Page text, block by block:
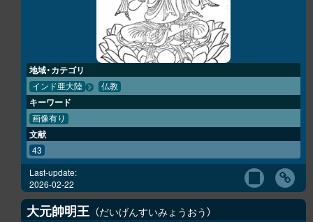
地域・カテゴリ
インド亜大陸 仏教
キーワード
画像有り
文献
43
Last-update:
2026-02-22
大元帥明王 だいげんすいみょうおう